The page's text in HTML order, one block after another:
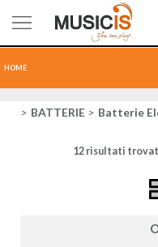
HOME
CHITARREBATTERIE Batterie
12 risultati